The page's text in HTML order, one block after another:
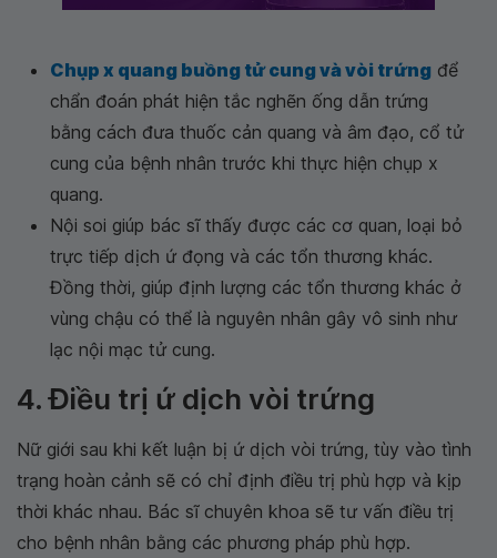
Chụp x quang buồng tử cung và vòi trứng để
chẩn đoán phát hiện tắc nghẽn ống dẫn trứng
bằng cách đưa thuốc cản quang và âm đạo, cổ tử
cung của bệnh nhân trước khi thực hiện chụp x
quang.
Nội soi giúp bác sĩ thấy được các cơ quan, loại bỏ
trực tiếp dịch ứ đọng và các tổn thương khác.
Đồng thời, giúp định lượng các tổn thương khác ở
vùng chậu có thể là nguyên nhân gây vô sinh như
lạc nội mạc tử cung.
4. Điều trị ứ dịch vòi trứng
Nữ giới sau khi kết luận bị ứ dịch vòi trứng, tùy vào tình
trạng hoàn cảnh sẽ có chỉ định điều trị phù hợp và kịp
thời khác nhau. Bác sĩ chuyên khoa sẽ tư vấn điều trị
cho bệnh nhân bằng các phương pháp phù hợp.